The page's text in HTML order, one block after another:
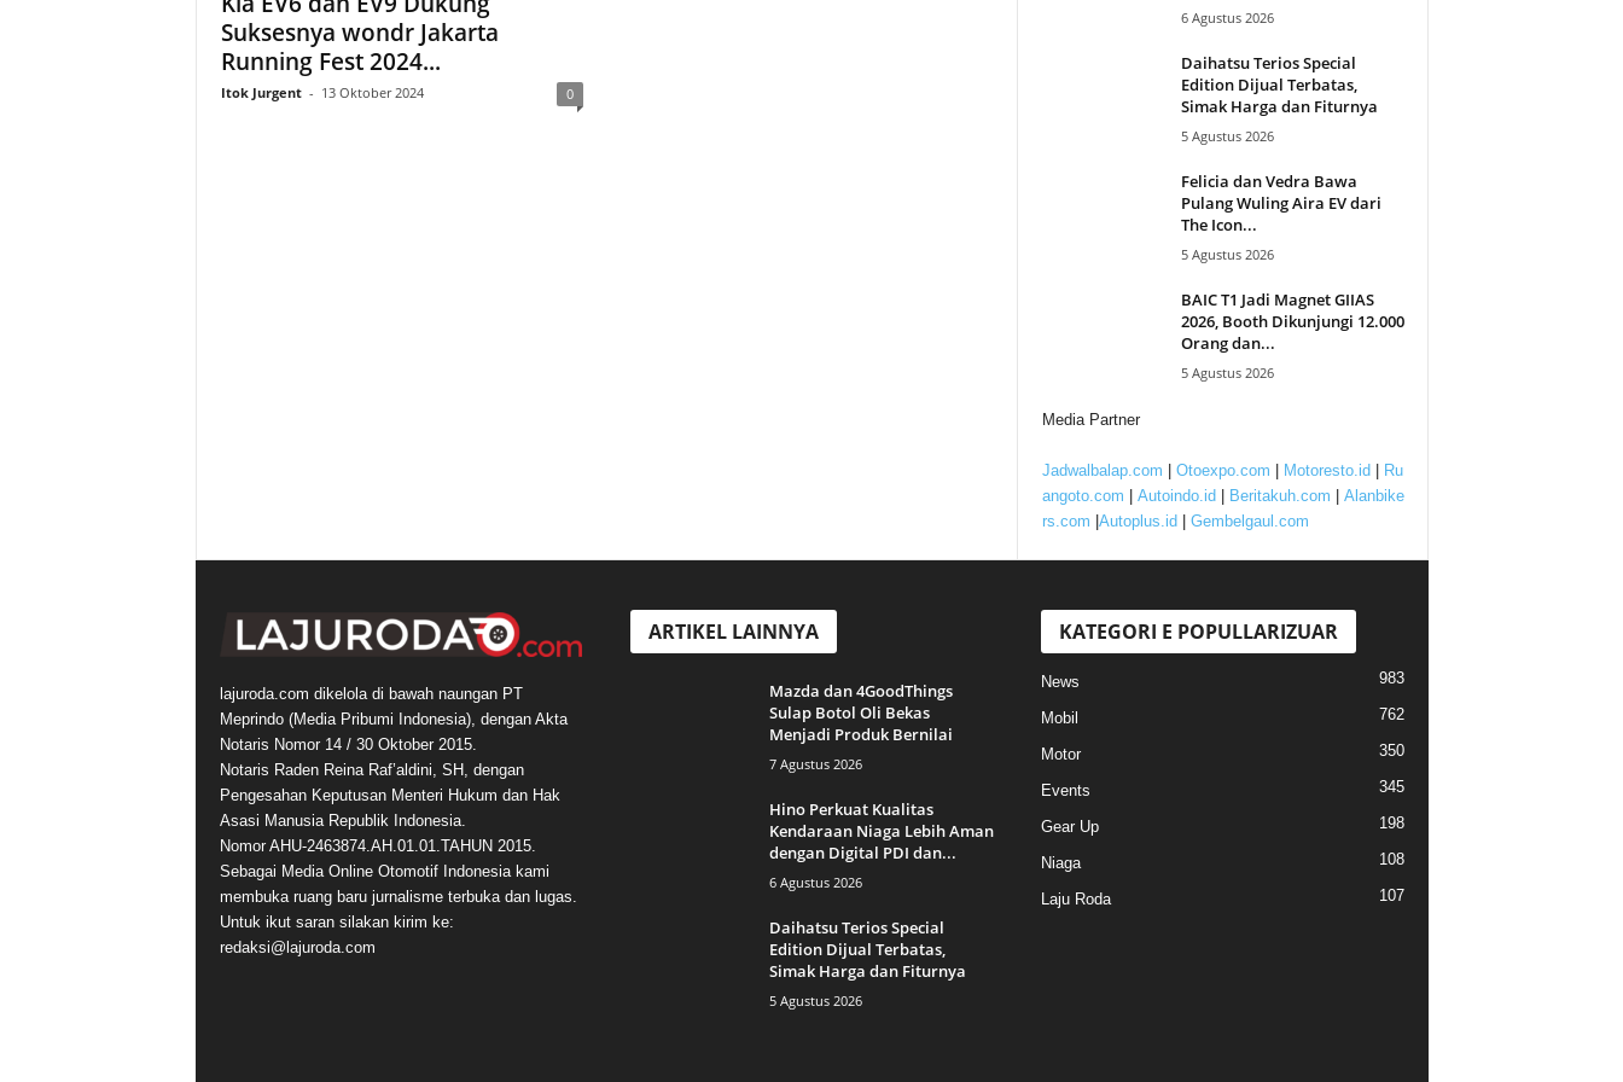
Suksesnya wondr Jakarta
Running Fest 2024...
Itok Jurgent - 13 Oktober 2024 0
6 Agustus 2026
Daihatsu Terios Special
Edition Dijual Terbatas,
Simak Harga dan Fiturnya
5 Agustus 2026
Felicia dan Vedra Bawa
Pulang Wuling Aira EV dari
The Icon...
5 Agustus 2026
BAIC T1 Jadi Magnet GIIAS
2026, Booth Dikunjungi 12.000
Orang dan...
5 Agustus 2026
Media Partner
Jadwalbalap.com Otoexpo.com Motoresto.id
Ru
angoto.com
Autoindo.id Beritakuh.com
Alanbike
rs.com Autoplus.id Gembelgaul.com
lajuroda.com dikelola di bawah naungan PT
Meprindo (Media Pribumi Indonesia), dengan Akta
Notaris Nomor 14 / 30 Oktober 2015.
Notaris Raden Reina Raf’aldini, SH, dengan
Pengesahan Keputusan Menteri Hukum dan Hak
Asasi Manusia Republik Indonesia.
Nomor AHU-2463874.AH.01.01.TAHUN 2015.
Sebagai Media Online Otomotif Indonesia kami
membuka ruang baru jurnalisme terbuka dan lugas.
Untuk ikut saran silakan kirim ke:
redaksi@lajuroda.com
ARTIKEL LAINNYA
Mazda dan 4GoodThings
Sulap Botol Oli Bekas
Menjadi Produk Bernilai
7 Agustus 2026
Hino Perkuat Kualitas
Kendaraan Niaga Lebih Aman
dengan Digital PDI dan...
6 Agustus 2026
Daihatsu Terios Special
Edition Dijual Terbatas,
Simak Harga dan Fiturnya
5 Agustus 2026
KATEGORI E POPULLARIZUAR
News 983
Mobil 762
Motor 350
Events 345
Gear Up 198
Niaga 108
Laju Roda 107